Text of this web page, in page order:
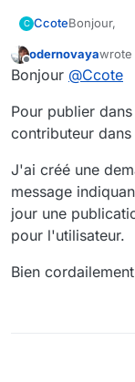
C CcoteBonjour,
"Toutefois
l'espace
possibilité
la
accès à
sera bien
cela n'a
à jour.
l'élément
peut pas
droits sur
sur
Offline
odernovayawrote
last
Bonjour @Ccote
Pour publier
contributeur
J'ai créé une
message
jour une
pour l'utilisateur.
Bien cordailement